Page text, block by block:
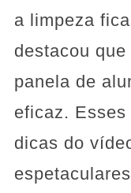
a limpeza
destacou
panela de
eficaz.
dicas do